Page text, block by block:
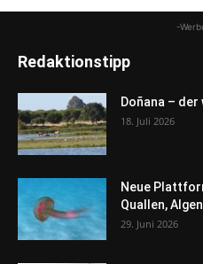
-
Redaktionstipp
Doñana –
18. Juli 2026
Neue
Quallen,
29. Juni 2026